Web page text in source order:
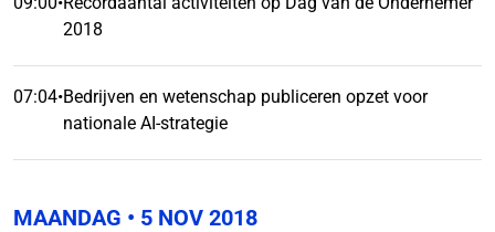
2018
07:04•Bedrijven en wetenschap publiceren opzet voor
nationale AI-strategie
MAANDAG • 5 NOV 2018